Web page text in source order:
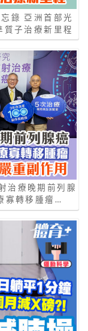
錄 亞洲首部光
質子治療新里程
治療晚期前列腺
寡轉移腫瘤…